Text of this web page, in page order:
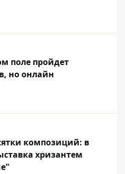
поле пройдет
но онлайн
композиций: в
хризантем